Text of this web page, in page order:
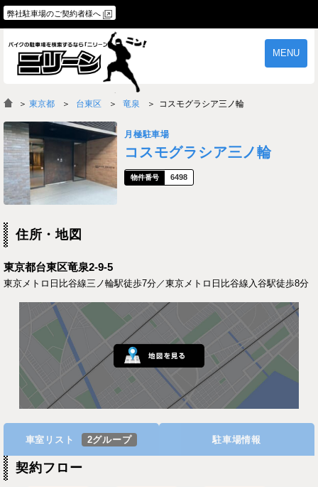
弊社駐車場のご契約者様へ
MENU
物件一覧 ご契約の流れ
よくあるご質問
＞ 東京都 台東区 竜泉 コスモグラシア三ノ輪
月極駐車場
コスモグラシア三ノ輪
6498
住所・地図
東京都台東区竜泉2-9-5
東京メトロ日比谷線三ノ輪駅徒歩7分／東京メトロ日比谷線入谷駅徒歩8分
車室リスト 2グループ 駐車場情報
契約フロー